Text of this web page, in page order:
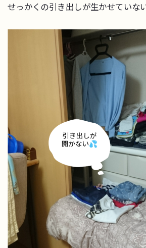
せっかくの引き出しが生かせていな